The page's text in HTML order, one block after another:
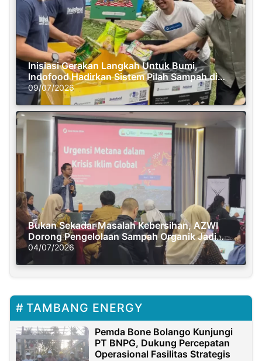
Inisiasi Gerakan Langkah Untuk Bumi,
Indofood Hadirkan Sistem Pilah Sampah di
Semasa Piknik
09/07/2026
Bukan Sekadar Masalah Kebersihan, AZWI
Dorong Pengelolaan Sampah Organik Jadi
Solusi Krisis Iklim
04/07/2026
TAMBANG ENERGY
Pemda Bone Bolango Kunjungi
PT BNPG, Dukung Percepatan
Operasional Fasilitas Strategis